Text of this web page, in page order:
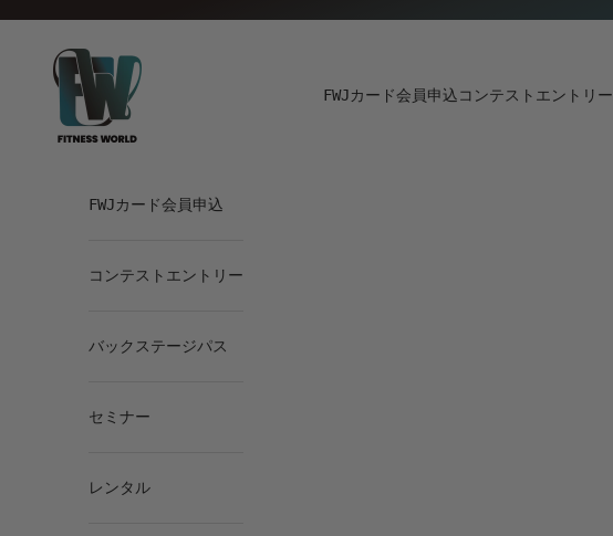
Fitness World
FWJカード会員申込コンテストエントリー
FWJカード会員申込
コンテストエントリー
バックステージパス
セミナー
レンタル